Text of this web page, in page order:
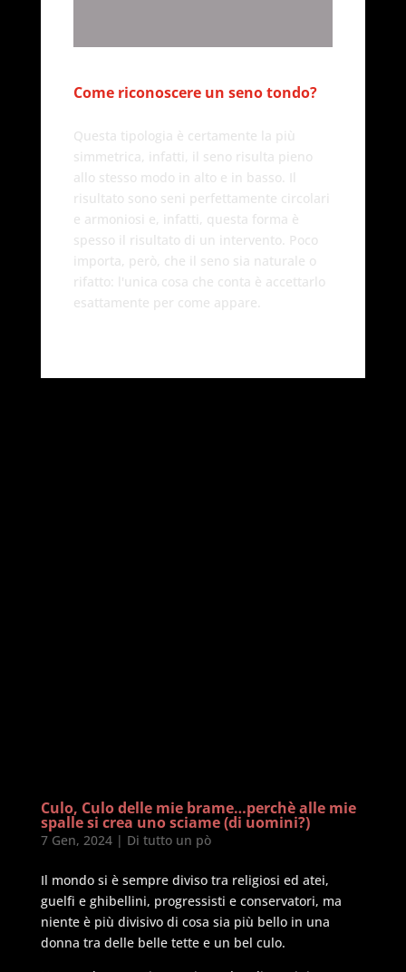
Come riconoscere un seno tondo?
Questa tipologia è certamente la più
simmetrica, infatti, il seno risulta pieno
allo stesso modo in alto e in basso. Il
risultato sono seni perfettamente circolari
e armoniosi e, infatti, questa forma è
spesso il risultato di un intervento. Poco
importa, però, che il seno sia naturale o
rifatto: l'unica cosa che conta è accettarlo
esattamente per come appare.
Culo, Culo delle mie brame…perchè alle mie
spalle si crea uno sciame (di uomini?)
7 Gen, 2024| Di tutto un pò
Il mondo si è sempre diviso tra religiosi ed atei,
guelfi e ghibellini, progressisti e conservatori, ma
niente è più divisivo di cosa sia più bello in una
donna tra delle belle tette e un bel culo.